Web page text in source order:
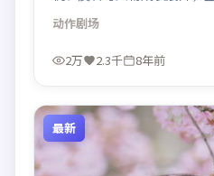
观看。
动作剧场
2万 2.3千 8年前
最新